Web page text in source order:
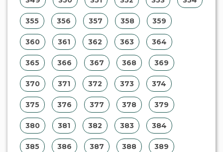
355 356 357 358 359
360 361 362 363 364
365 366 367 368 369
370 371 372 373 374
375 376 377 378 379
380 381 382 383 384
385 386 387 388 389